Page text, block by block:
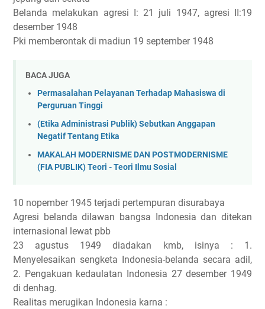
Belanda melakukan agresi I: 21 juli 1947, agresi II:19
desember 1948
Pki memberontak di madiun 19 september 1948
BACA JUGA
Permasalahan Pelayanan Terhadap Mahasiswa di
Perguruan Tinggi
(Etika Administrasi Publik) Sebutkan Anggapan
Negatif Tentang Etika
MAKALAH MODERNISME DAN POSTMODERNISME
(FIA PUBLIK) Teori - Teori Ilmu Sosial
10 nopember 1945 terjadi pertempuran disurabaya
Agresi belanda dilawan bangsa Indonesia dan ditekan
internasional lewat pbb
23 agustus 1949 diadakan kmb, isinya : 1.
Menyelesaikan sengketa Indonesia-belanda secara adil,
2. Pengakuan kedaulatan Indonesia 27 desember 1949
di denhag.
Realitas merugikan Indonesia karna :